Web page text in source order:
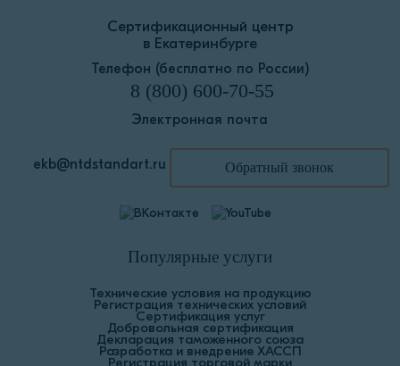
Сертификационный центр
в Екатеринбурге
Телефон (бесплатно по России)
8 (800) 600-70-55
Электронная почта
ekb@ntdstandart.ru Обратный звонок
Популярные услуги
Технические условия на продукцию
Регистрация технических условий
Сертификация услуг
Добровольная сертификация
Декларация таможенного союза
Разработка и внедрение ХАССП
Регистрация торговой марки